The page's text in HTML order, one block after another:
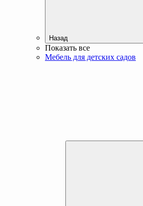
Назад
Показать все
Мебель для детских садов